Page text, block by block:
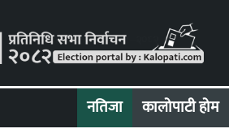
नतिजा कालोपाटी होम